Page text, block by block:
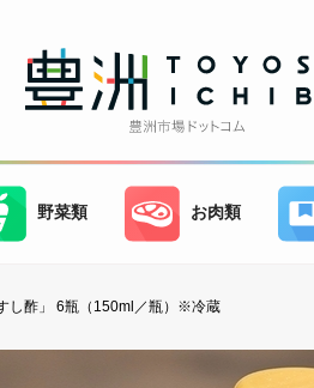
野菜類 お肉類
し酢」 6瓶（150ml／瓶）※冷蔵